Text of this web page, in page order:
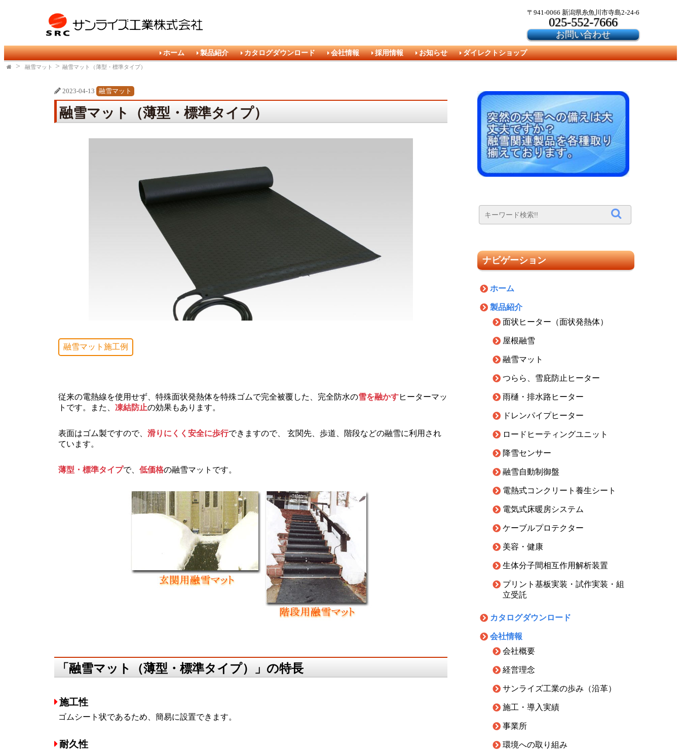
〒941-0066 新潟県糸魚川市寺島2-24-6
025-552-7666
お問い合わせ
ホーム 製品紹介 カタログダウンロード 会社情報 採用情報 お知らせ ダイレクトショップ
融雪マット 融雪マット（薄型・標準タイプ）
2023-04-13 融雪マット
融雪マット（薄型・標準タイプ）
融雪マット施工例
従来の電熱線を使用せず、特殊面状発熱体を特殊ゴムで完全被覆した、完全防水の雪を融かすヒーターマッ
トです。また、 凍結防止の効果もあります。
表面はゴム製ですので、 滑りにくく安全に歩行できますので、 玄関先、歩道、階段などの融雪に利用され
ています。
薄型・標準タイプで、 低価格の融雪マットです。
「融雪マット（薄型・標準タイプ）」の特長
施工性
ゴムシート状であるため、簡易に設置できます。
耐久性
ナビゲーション
ホーム
製品紹介
面状ヒーター（面状発熱体）
屋根融雪
融雪マット
つらら、雪庇防止ヒーター
雨樋・排水路ヒーター
ドレンパイプヒーター
ロードヒーティングユニット
降雪センサー
融雪自動制御盤
電熱式コンクリート養生シート
電気式床暖房システム
ケーブルプロテクター
美容・健康
生体分子間相互作用解析装置
プリント基板実装・試作実装・組
立受託
カタログダウンロード
会社情報
会社概要
経営理念
サンライズ工業の歩み（沿革）
施工・導入実績
事業所
環境への取り組み